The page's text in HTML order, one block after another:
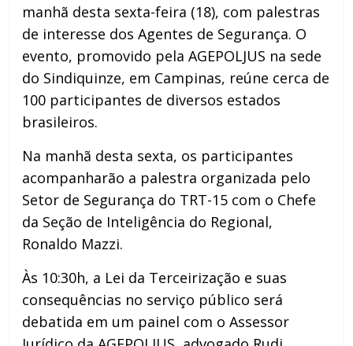
manhã desta sexta-feira (18), com palestras
de interesse dos Agentes de Segurança. O
evento, promovido pela AGEPOLJUS na sede
do Sindiquinze, em Campinas, reúne cerca de
100 participantes de diversos estados
brasileiros.
Na manhã desta sexta, os participantes
acompanharão a palestra organizada pelo
Setor de Segurança do TRT-15 com o Chefe
da Seção de Inteligência do Regional,
Ronaldo Mazzi.
Às 10:30h, a Lei da Terceirização e suas
consequências no serviço público será
debatida em um painel com o Assessor